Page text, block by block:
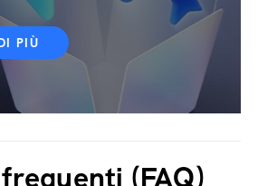
PIÙ
(FAQ)